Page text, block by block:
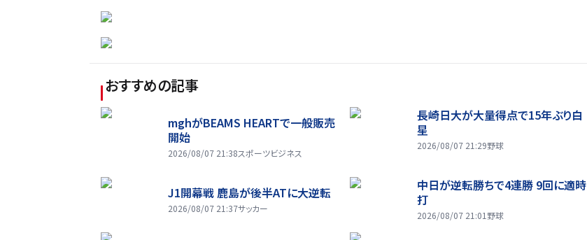
おすすめの記事
mghがBEAMS HEARTで一般販売
開始
2026/08/07 21:38スポーツビジネス
長崎日大が大量得点で15年ぶり白
星
2026/08/07 21:29野球
J1開幕戦 鹿島が後半ATに大逆転
2026/08/07 21:37サッカー
中日が逆転勝ちで4連勝 9回に適時
打
2026/08/07 21:01 野球